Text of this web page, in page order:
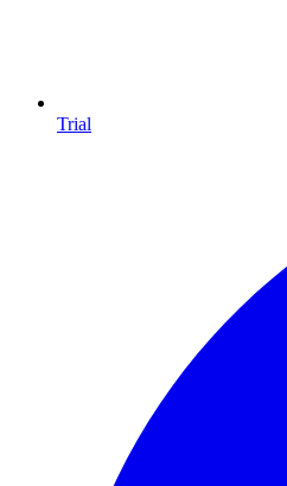
Trial